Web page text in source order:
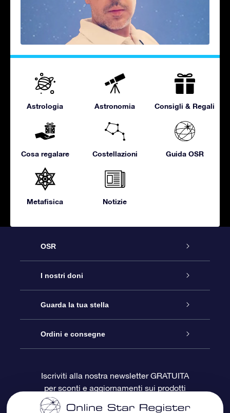
Astrologia Astronomia Consigli & Regali
Cosa regalare Costellazioni Guida OSR
Metafisica Notizie
OSR
Assistenza
Contattaci
Blog
OSR Recensioni
I nostri doni
Online Star Gift
Pacchetto regalo OSR
Gift Card OSR
Guarda la tua stella
Registro stellare
Star Page personalizzata
Ordini e consegne
Informazioni di Pagamento
Iscriviti alla nostra newsletter GRATUITA
per sconti e aggiornamenti sui prodotti